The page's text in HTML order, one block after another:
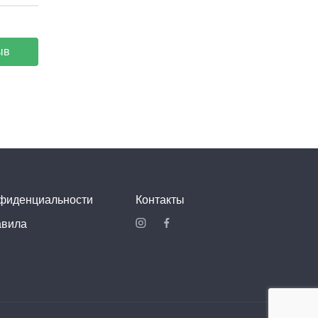
Ресторан быстрого питания$$
Контакты